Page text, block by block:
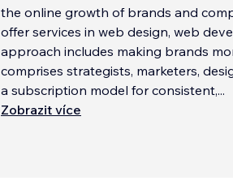
the online growth of brands and
offer services in web design, web
approach includes making brands
comprises strategists, marketers,
a subscription model for consistent,...
Zobrazit více